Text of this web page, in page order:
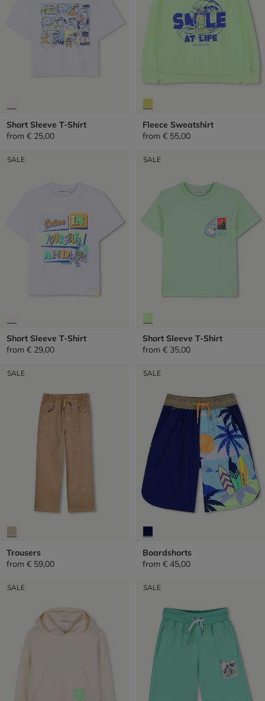
Short Sleeve T-Shirt
from € 25,00
Fleece Sweatshirt
from € 55,00
SALE
Short Sleeve T-Shirt
from € 29,00
SALE
Short Sleeve T-Shirt
from € 35,00
SALE
Trousers
from € 59,00
SALE
Boardshorts
from € 45,00
SALE SALE